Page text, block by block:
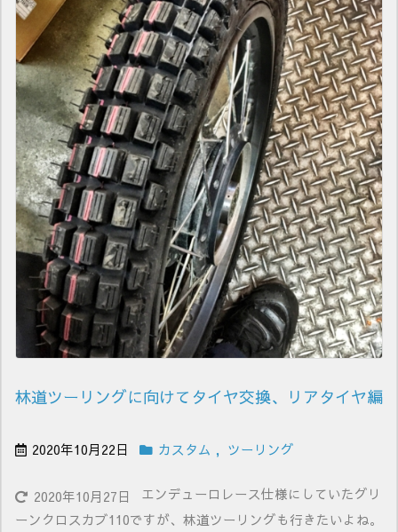
林道ツーリングに向けてタイヤ交換、リアタイヤ編
2020年10月22日 カスタム , ツーリング
2020年10月27日
エンデューロレース仕様にしていたグリ
ーンクロスカブ110ですが、林道ツーリングも行きたいよね。